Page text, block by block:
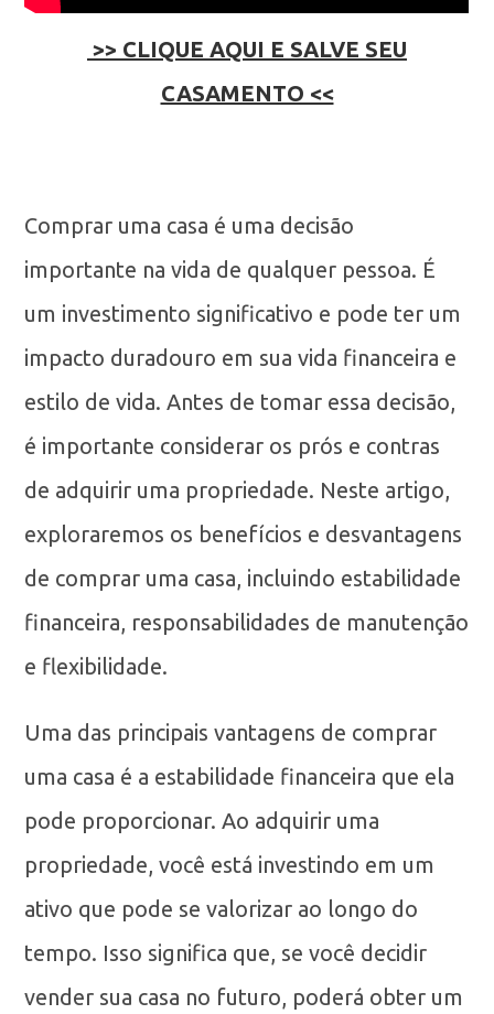
>> CLIQUE AQUI E SALVE SEU
CASAMENTO <<
Comprar uma casa é uma decisão
importante na vida de qualquer pessoa. É
um investimento significativo e pode ter um
impacto duradouro em sua vida financeira e
estilo de vida. Antes de tomar essa decisão,
é importante considerar os prós e contras
de adquirir uma propriedade. Neste artigo,
exploraremos os benefícios e desvantagens
de comprar uma casa, incluindo estabilidade
financeira, responsabilidades de manutenção
e flexibilidade.
Uma das principais vantagens de comprar
uma casa é a estabilidade financeira que ela
pode proporcionar. Ao adquirir uma
propriedade, você está investindo em um
ativo que pode se valorizar ao longo do
tempo. Isso significa que, se você decidir
vender sua casa no futuro, poderá obter um